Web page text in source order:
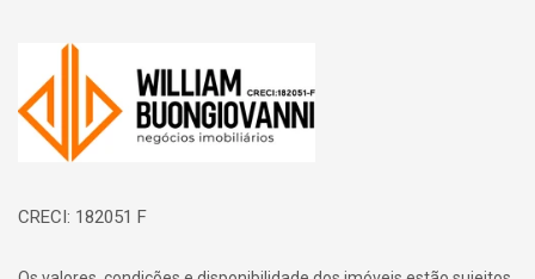
Página inicial
CRECI: 182051 F